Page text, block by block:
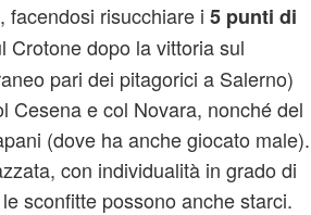
facendosi risucchiare i 5 punti di
dopo la vittoria sul
pari dei pitagorici a Salerno)
Cesena e col Novara, nonché del
(dove ha anche giocato male).
con individualità in grado di
sconfitte possono anche starci.